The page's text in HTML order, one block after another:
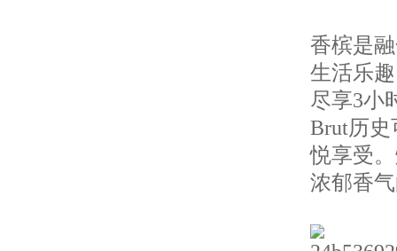
香槟是
生活乐
尽享3小
Brut历史
悦享受
浓郁香